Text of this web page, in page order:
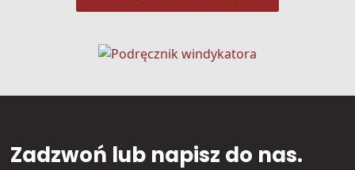
Zadzwoń lub napisz do nas.